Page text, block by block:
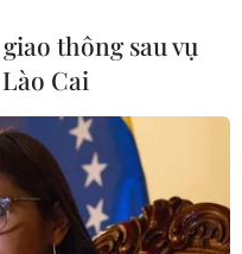
thông sau vụ
Cai